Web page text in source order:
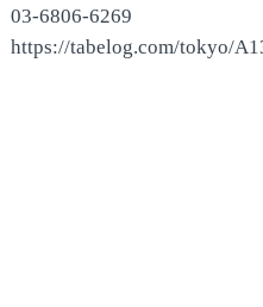
03-6806-6269
https://tabelog.com/tokyo/